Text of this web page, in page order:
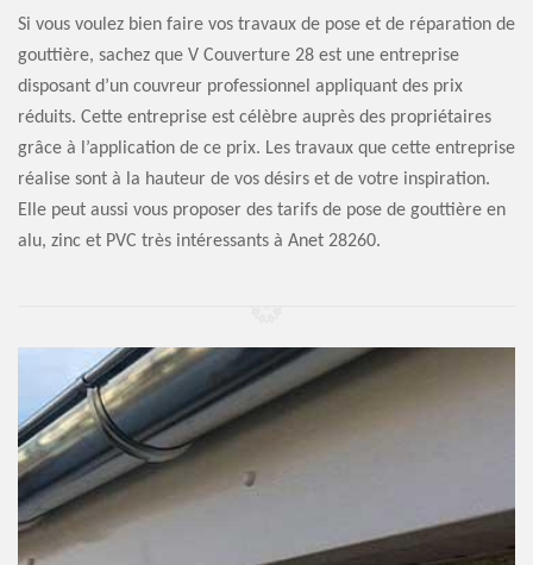
Si vous voulez bien faire vos travaux de pose et de réparation de
gouttière, sachez que V Couverture 28 est une entreprise
disposant d’un couvreur professionnel appliquant des prix
réduits. Cette entreprise est célèbre auprès des propriétaires
grâce à l’application de ce prix. Les travaux que cette entreprise
réalise sont à la hauteur de vos désirs et de votre inspiration.
Elle peut aussi vous proposer des tarifs de pose de gouttière en
alu, zinc et PVC très intéressants à Anet 28260.